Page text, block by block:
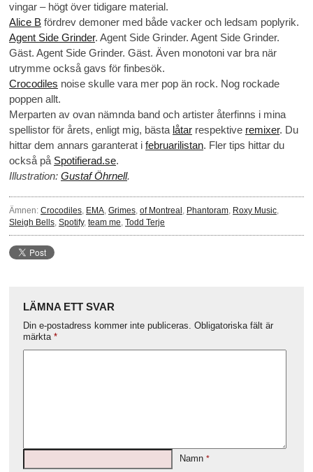
vingar – högt över tidigare material.
Alice B fördrev demoner med både vacker och ledsam poplyrik.
Agent Side Grinder. Agent Side Grinder. Agent Side Grinder.
Gäst. Agent Side Grinder. Gäst. Även monotoni var bra när
utrymme också gavs för finbesök.
Crocodiles noise skulle vara mer pop än rock. Nog rockade
poppen allt.
Merparten av ovan nämnda band och artister återfinns i mina
spellistor för årets, enligt mig, bästa låtar respektive remixer. Du
hittar dem annars garanterat i februarilistan. Fler tips hittar du
också på Spotifierad.se.
Illustration: Gustaf Öhrnell.
Ämnen: Crocodiles EMA Grimes of Montreal Phantoram Roxy Music
Sleigh Bells Spotify, team me Todd Terje
LÄMNA ETT SVAR
Din e-postadress kommer inte publiceras. Obligatoriska fält är
märkta *
Namn *